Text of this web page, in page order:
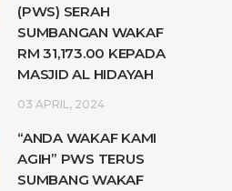
(PWS) SERAH
SUMBANGAN WAKAF
RM 31,173.00 KEPADA
MASJID AL HIDAYAH
03 APRIL, 2024
“ANDA WAKAF KAMI
AGIH” PWS TERUS
SUMBANG WAKAF